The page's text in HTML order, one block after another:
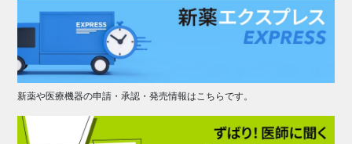
新薬や医療機器の申請・承認・発売情報はこちらです。